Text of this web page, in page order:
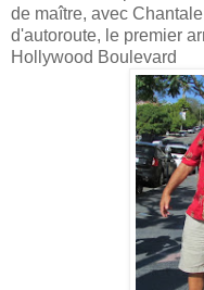
de maître, avec
d'autoroute, le premier
Hollywood Boulevard